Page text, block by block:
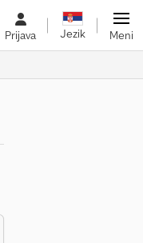
Prijava Jezik Meni